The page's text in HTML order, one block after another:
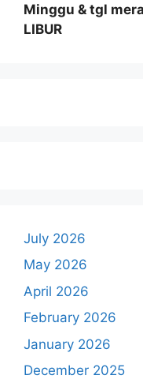
Minggu & tgl
LIBUR
July 2026
May 2026
April 2026
February 2026
January 2026
December 2025